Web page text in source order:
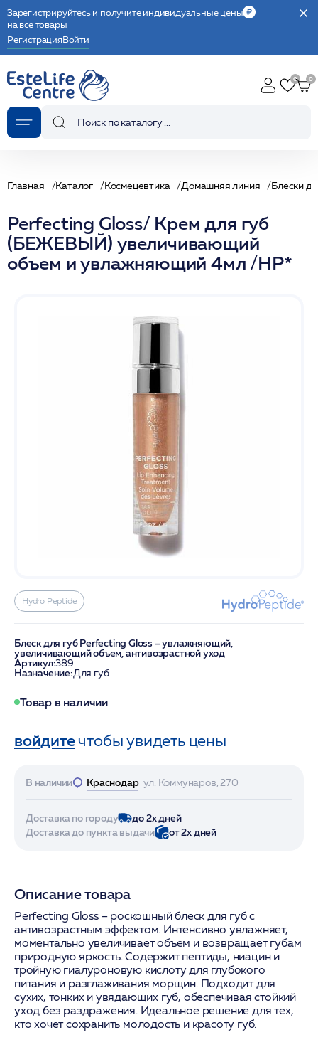
Зарегистрируйтесь и получите индивидуальные цены
на все товары
РегистрацияВойти
Главная Каталог Космецевтика Домашняя линия Блески
Perfecting Gloss/ Крем для губ
(БЕЖЕВЫЙ) увеличивающий
объем и увлажняющий 4мл /HP*
Hydro Peptide
Блеск для губ Perfecting Gloss – увлажняющий,
увеличивающий объем, антивозрастной уход
Артикул:389
Назначение:Для губ
Товар в наличии
войдитечтобы увидеть цены
В наличии Краснодар ул. Коммунаров, 270
Доставка по городу
до 2х дней
Доставка до пункта выдачи
от 2х дней
Описание товара
Perfecting Gloss – роскошный блеск для губ с
антивозрастным эффектом. Интенсивно увлажняет,
моментально увеличивает объем и возвращает губам
природную яркость. Содержит пептиды, ниацин и
тройную гиалуроновую кислоту для глубокого
питания и разглаживания морщин. Подходит для
сухих, тонких и увядающих губ, обеспечивая стойкий
уход без раздражения. Идеальное решение для тех,
кто хочет сохранить молодость и красоту губ.